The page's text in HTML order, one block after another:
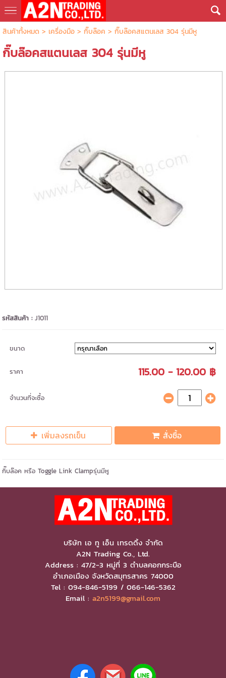
สินค้าทั้งหมด > เครื่องมือ> กิ๊บล๊อค > กิ๊บล๊อคสแตนเลส 304 รุ่นมีหู
กิ๊บล๊อคสแตนเลส 304 รุ่นมีหู
รหัสสินค้า :J1011
ขนาด
ราคา 115.00 - 120.00 ฿
จำนวนที่จะซื้อ
เพิ่มลงรถเข็น สั่งซื้อ
กิ๊บล๊อค หรือ Toggle Link Clampรุ่นมีหู
บริษัท เอ ทู เอ็น เทรดดิ้ง จำกัด
A2N Trading Co., Ltd.
Address : 47/2-3 หมู่ที่ 3 ตำบลคอกกระบือ
อำเภอเมือง จังหวัดสมุทรสาคร 74000
Tel : 094-846-5199 / 066-146-5362
Email : a2n5199@gmail.com